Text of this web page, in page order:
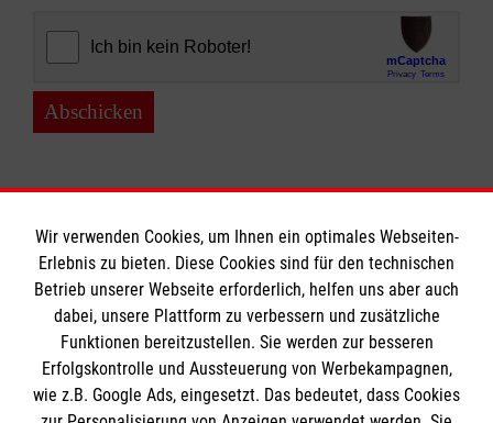
Abschicken
Informationen
Impressum
Datenschutz
Die Malteser
Wir verwenden Cookies, um Ihnen ein optimales Webseiten-
Erlebnis zu bieten. Diese Cookies sind für den technischen
Betrieb unserer Webseite erforderlich, helfen uns aber auch
dabei, unsere Plattform zu verbessern und zusätzliche
Funktionen bereitzustellen. Sie werden zur besseren
Erfolgskontrolle und Aussteuerung von Werbekampagnen,
wie z.B. Google Ads, eingesetzt. Das bedeutet, dass Cookies